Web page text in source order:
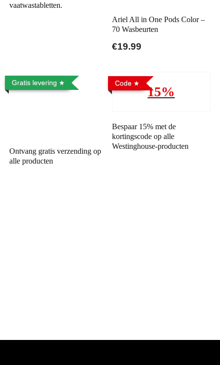
vaatwastabletten.
Ariel All in One Pods Color –
70 Wasbeurten
€19.99
Gratis levering
Ontvang gratis verzending op
alle producten
Code
15%
Bespaar 15% met de
kortingscode op alle
Westinghouse-producten